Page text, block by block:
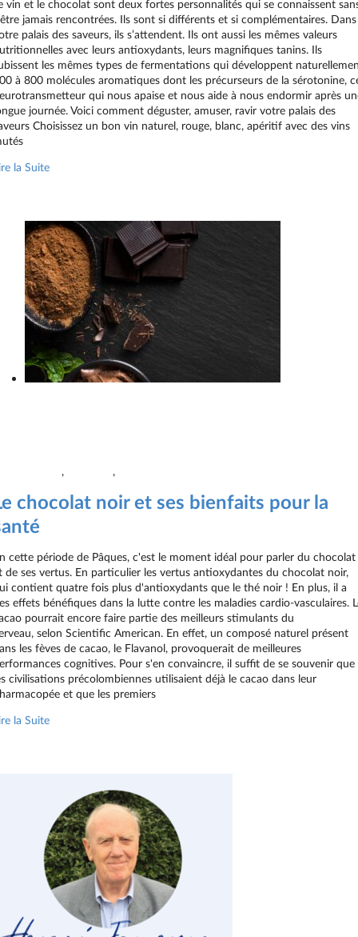
vin et le chocolat sont deux fortes personnalités qui se connaissent
jamais rencontrées. Ils sont si différents et si complémentaires. Dans
palais des saveurs, ils s’attendent. Ils ont aussi les mêmes valeurs
avec leurs antioxydants, leurs magnifiques tanins. Ils
les mêmes types de fermentations qui développent
à 800 molécules aromatiques dont les précurseurs de la sérotonine,
qui nous apaise et nous aide à nous endormir après
journée. Voici comment déguster, amuser, ravir votre palais des
Choisissez un bon vin naturel, rouge, blanc, apéritif avec des vins
la Suite
, ,
chocolat noir et ses bienfaits pour la
cette période de Pâques, c'est le moment idéal pour parler du chocolat
de ses vertus. En particulier les vertus antioxydantes du chocolat noir,
contient quatre fois plus d'antioxydants que le thé noir ! En plus, il a
effets bénéfiques dans la lutte contre les maladies cardio-vasculaires.
pourrait encore faire partie des meilleurs stimulants du
selon Scientific American. En effet, un composé naturel présent
les fèves de cacao, le Flavanol, provoquerait de meilleures
cognitives. Pour s'en convaincre, il suffit de se souvenir que
civilisations précolombiennes utilisaient déjà le cacao dans leur
et que les premiers
la Suite